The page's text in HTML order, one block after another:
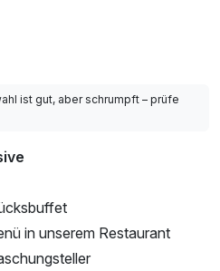
ist gut, aber schrumpft – prüfe
in unserem Restaurant